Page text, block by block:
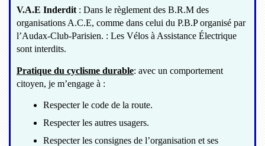
V.A.E Inderdit : Dans le règlement des B.R.M des
organisations A.C.E, comme dans celui du P.B.P organisé par
l’Audax-Club-Parisien. : Les Vélos à Assistance Électrique
sont interdits.
Pratique du cyclisme durable: avec un comportement
citoyen, je m’engage à :
Respecter le code de la route.
Respecter les autres usagers.
Respecter les consignes de l’organisation et ses